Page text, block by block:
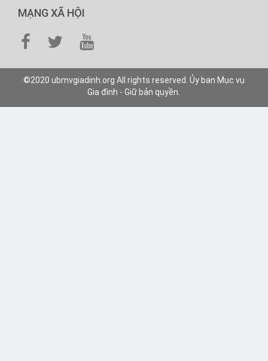
MẠNG XÃ HỘI
©2020 ubmvgiadinh.org All rights reserved. Ủy ban Mục vụ
Gia đình - Giữ bản quyền.